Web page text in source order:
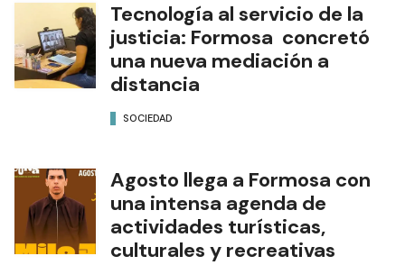
Tecnología al servicio de la
justicia: Formosa concretó
una nueva mediación a
distancia
SOCIEDAD
Agosto llega a Formosa con
una intensa agenda de
actividades turísticas,
culturales y recreativas